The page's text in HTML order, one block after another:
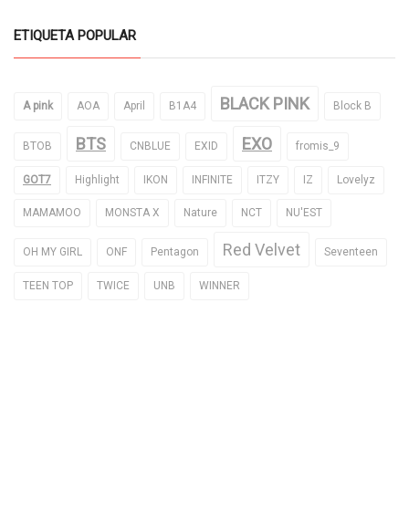
ETIQUETA POPULAR
A pink AOA April B1A4 BLACK PINK Block B
BTOB BTS CNBLUE EXID EXO fromis_9
GOT7 Highlight IKON INFINITE ITZY IZ Lovelyz
MAMAMOO MONSTA X Nature NCT NU'EST
OH MY GIRL ONF Pentagon Red Velvet Seventeen
TEEN TOP TWICE UNB WINNER